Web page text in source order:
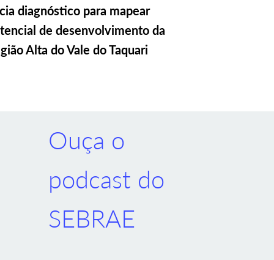
diagnóstico para mapear
de desenvolvimento da
Alta do Vale do Taquari
Ouça o
podcast do
SEBRAE